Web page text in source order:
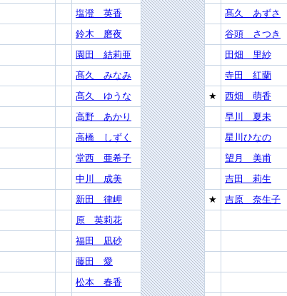
塩澄 英香
髙久 あずさ
鈴木 磨夜
谷頭 さつき
園田 結莉亜
田畑 里紗
髙久 みなみ
寺田 紅蘭
髙久 ゆうな
★
西畑 萌香
高野 あかり
早川 夏未
高橋 しずく
星川ひなの
堂西 亜希子
望月 美甫
中川 成美
吉田 莉生
新田 律岬
★
吉原 奈生子
原 英莉花
福田 凪砂
藤田 愛
松本 春香